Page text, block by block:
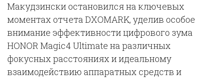
Макудзински остановился на ключевых
моментах отчета DXOMARK, уделив особое
внимание эффективности цифрового зума
HONOR Magic4 Ultimate на различных
фокусных расстояниях и идеальному
взаимодействию аппаратных средств и